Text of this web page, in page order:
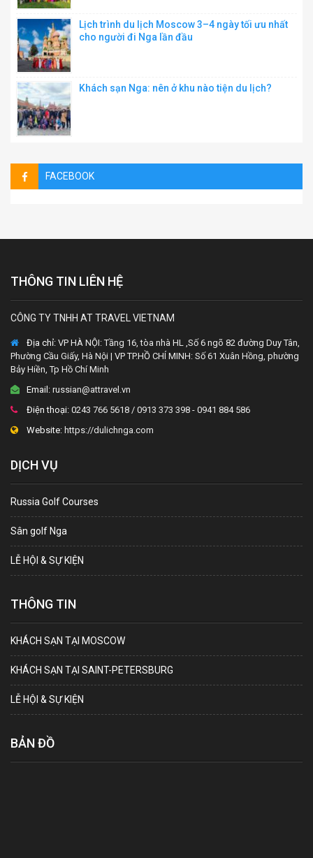
Lịch trình du lịch Moscow 3–4 ngày tối ưu nhất
cho người đi Nga lần đầu
Khách sạn Nga: nên ở khu nào tiện du lịch?
FACEBOOK
THÔNG TIN LIÊN HỆ
CÔNG TY TNHH AT TRAVEL VIETNAM
Địa chỉ: VP HÀ NỘI: Tầng 16, tòa nhà HL ,Số 6 ngõ 82 đường Duy Tân,
Phường Cầu Giấy, Hà Nội | VP TP.HỒ CHÍ MINH: Số 61 Xuân Hồng, phường
Bảy Hiền, Tp Hồ Chí Minh
Email: russian@attravel.vn
Điện thoại: 0243 766 5618 / 0913 373 398 - 0941 884 586
Website: https://dulichnga.com
DỊCH VỤ
Russia Golf Courses
Sân golf Nga
LỄ HỘI & SỰ KIỆN
THÔNG TIN
KHÁCH SẠN TẠI MOSCOW
KHÁCH SẠN TẠI SAINT-PETERSBURG
LỄ HỘI & SỰ KIỆN
BẢN ĐỒ